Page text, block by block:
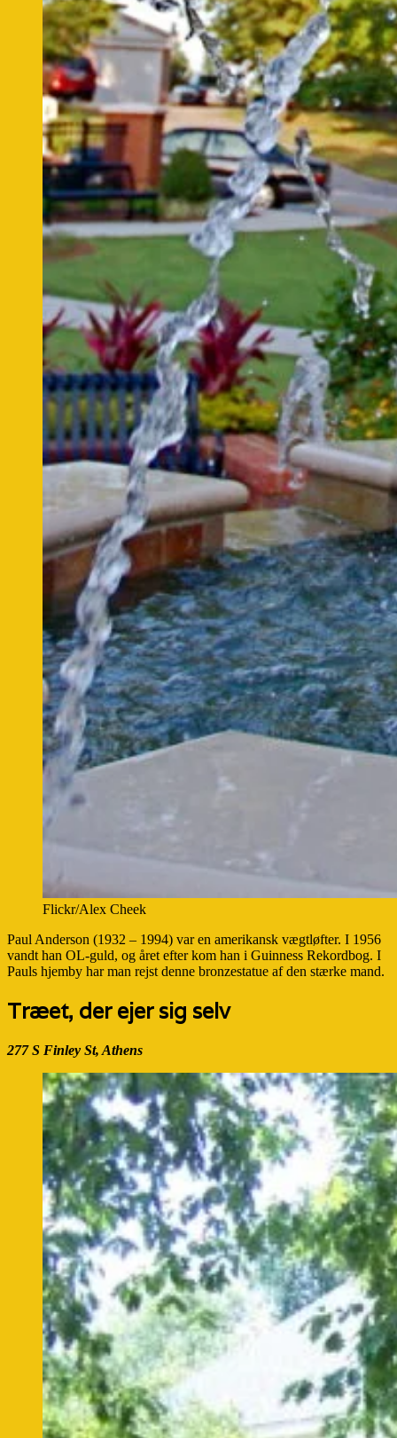
Flickr/Alex Cheek
Paul Anderson (1932 – 1994) var en amerikansk vægtløfter. I 1956
vandt han OL-guld, og året efter kom han i Guinness Rekordbog. I
Pauls hjemby har man rejst denne bronzestatue af den stærke mand.
Træet, der ejer sig selv
277 S Finley St, Athens